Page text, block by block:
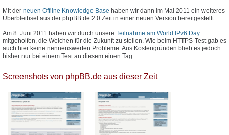
Mit der neuen Offline Knowledge Base haben wir dann im Mai 2011 ein weiteres
Überbleibsel aus der phpBB.de 2.0 Zeit in einer neuen Version bereitgestellt.
Am 8. Juni 2011 haben wir durch unsere Teilnahme am World IPv6 Day
mitgeholfen, die Weichen für die Zukunft zu stellen. Wie beim HTTPS-Test gab es
auch hier keine nennenswerten Probleme. Aus Kostengründen blieb es jedoch
bisher nur bei einem Test an diesem einen Tag.
Screenshots von phpBB.de aus dieser Zeit